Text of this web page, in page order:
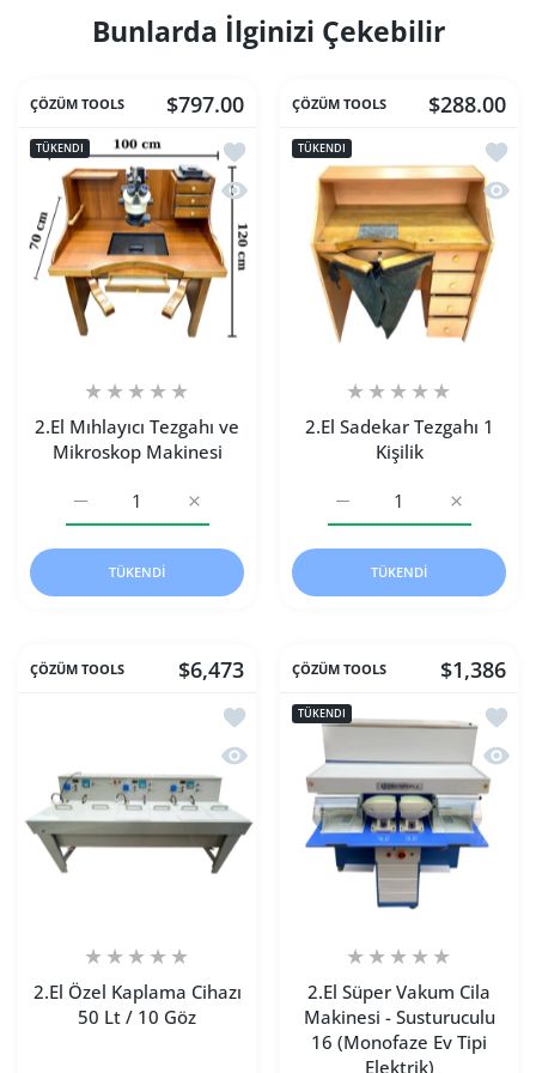
Bunlarda İlginizi Çekebilir
ÇÖZÜM TOOLS $797.00
TÜKENDI
İstek listesine ekle 2.El Mıhlayıcı
Hızlı Görünüm 2.El Mıhlayıcı
2.El Mıhlayıcı Tezgahı ve
Mikroskop Makinesi
2.El Mıhlayıcı Tezgahı ve Mikroskop
2.El Mıhlayıcı Tezgahı ve Mikroskop Makinesi Default
TÜKENDI
ÇÖZÜM TOOLS $288.00
TÜKENDI
İstek
Hızlı
2.El Sadekar Tezgahı 1
Kişilik
2.El
2.El Sadekar Tezgahı
TÜKENDI
ÇÖZÜM TOOLS $6,473
İstek listesine ekle 2.El Özel Kaplama
Hızlı Görünüm 2.El Özel Kaplama
2.El Özel Kaplama Cihazı
50 Lt / 10 Göz
ÇÖZÜM TOOLS $1,386
TÜKENDI
İstek
Hızlı
2.El Süper Vakum Cila
Makinesi - Susturuculu
16 (Monofaze Ev Tipi
Elektrik)